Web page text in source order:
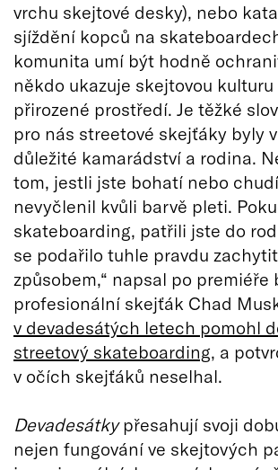
vrchu skejtové desky), nebo
sjíždění kopců na
komunita umí být hodně
někdo ukazuje skejtovou kulturu
přirozené prostředí. Je těžké
pro nás streetové skejťáky byly
důležité kamarádství a rodina.
tom, jestli jste bohatí nebo
nevyčlenil kvůli barvě pleti.
skateboarding, patřili jste do
se podařilo tuhle pravdu
způsobem,“ napsal po premiéře
profesionální skejťák Chad
v devadesátých letech pomohl
streetový skateboarding, a
v očích skejťáků neselhal.
Devadesátkypřesahují svoji
nejen fungování ve skejtových